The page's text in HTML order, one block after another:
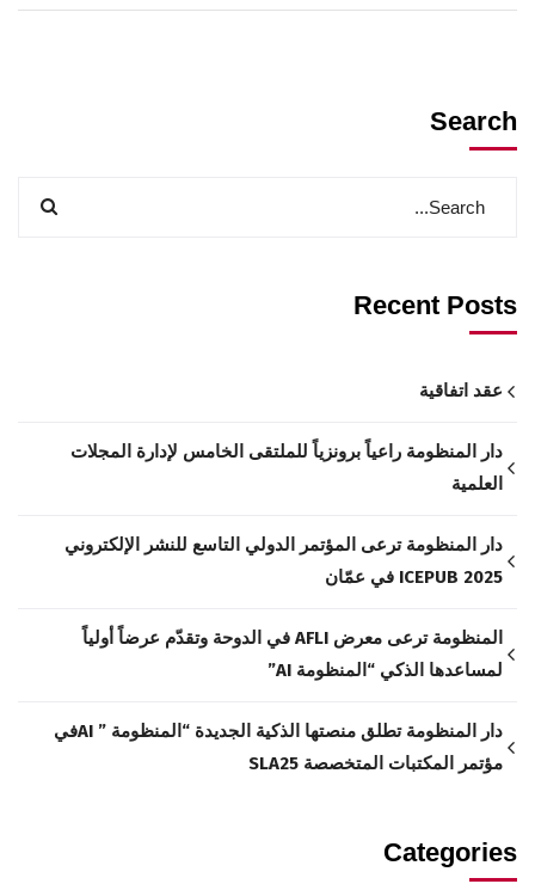
Search
Recent Posts
عقد اتفاقية
دار المنظومة راعياً برونزياً للملتقى الخامس لإدارة المجلات
العلمية
دار المنظومة ترعى المؤتمر الدولي التاسع للنشر الإلكتروني
ICEPUB 2025 في عمّان
المنظومة ترعى معرض AFLI في الدوحة وتقدّم عرضاً أولياً
لمساعدها الذكي “المنظومة AI”
دار المنظومة تطلق منصتها الذكية الجديدة “المنظومة ” AIفي
مؤتمر المكتبات المتخصصة SLA25
Categories